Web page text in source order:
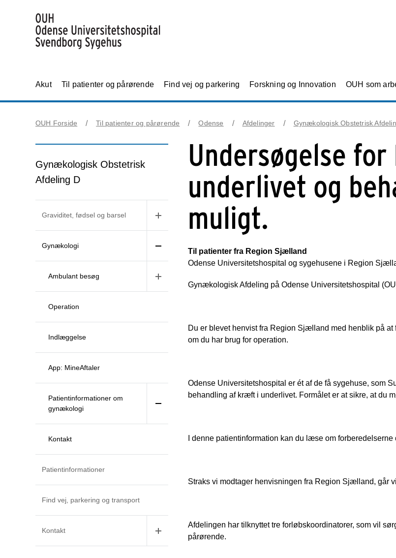
Akut Til patienter og pårørende Find vej og parkering Forskning og Innovation OUH som
OUH Forside Til patienter og pårørende Odense Afdelinger Gynækologisk Obstetrisk
Gynækologisk Obstetrisk
Afdeling D
Graviditet, fødsel og barsel
Gynækologi
Ambulant besøg
Operation
Indlæggelse
App: MineAftaler
Patientinformationer om
gynækologi
Kontakt
Patientinformationer
Find vej, parkering og transport
Kontakt
Undersøgelse
underlivet og
muligt.
Til patienter fra Region Sjælland
Odense Universitetshospital og sygehusene i Region
Gynækologisk Afdeling på Odense Universitetshospital
Du er blevet henvist fra Region Sjælland med henblik på
om du har brug for operation.
Odense Universitetshospital er ét af de få sygehuse, som
behandling af kræft i underlivet. Formålet er at sikre, at du
I denne patientinformation kan du læse om
Straks vi modtager henvisningen fra Region Sjælland, går
Afdelingen har tilknyttet tre forløbskoordinatorer, som vil
pårørende.